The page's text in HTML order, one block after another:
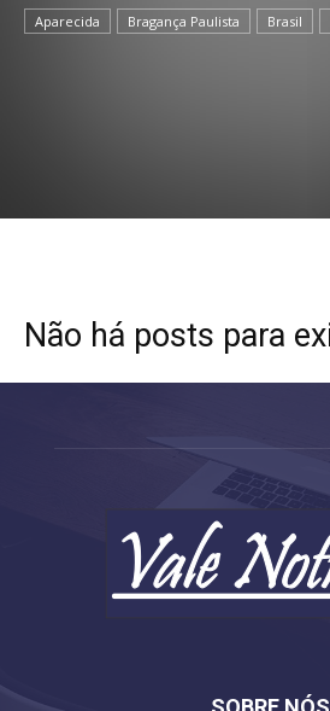
Aparecida Bragança Paulista Brasil
Não há posts para